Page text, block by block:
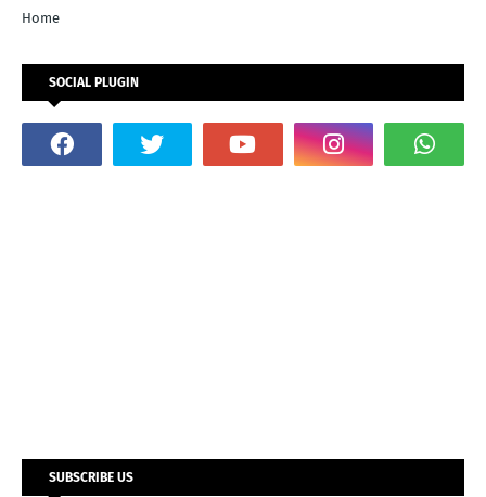
Home
SOCIAL PLUGIN
SUBSCRIBE US